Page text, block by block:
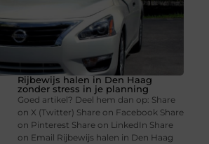
Rijbewijs halen in Den Haag
zonder stress in je planning
Goed artikel? Deel hem dan op: Share
on X (Twitter) Share on Facebook Share
on Pinterest Share on LinkedIn Share
on Email Rijbewijs halen in Den Haag